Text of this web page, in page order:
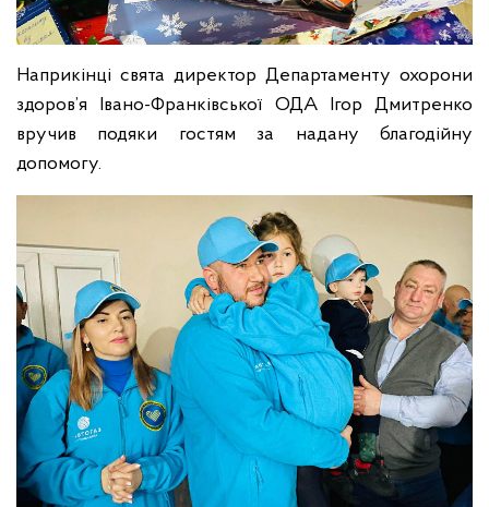
Наприкінці свята директор Департаменту охорони
здоров’я Івано-Франківської ОДА Ігор Дмитренко
вручив подяки гостям за надану благодійну
допомогу.